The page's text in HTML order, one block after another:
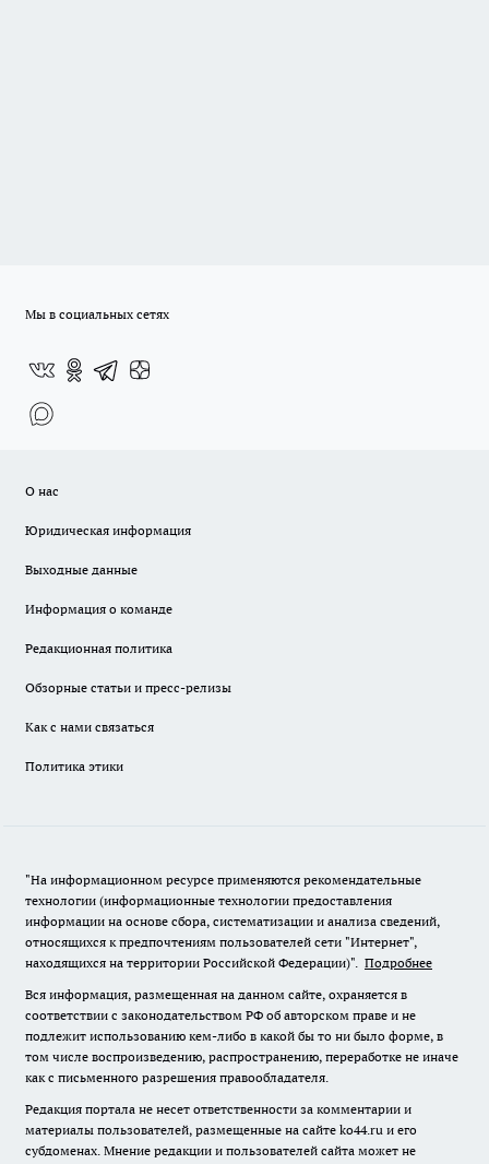
Мы в социальных сетях
О нас
Юридическая информация
Выходные данные
Информация о команде
Редакционная политика
Обзорные статьи и пресс-релизы
Как с нами связаться
Политика этики
"На информационном ресурсе применяются рекомендательные
технологии (информационные технологии предоставления
информации на основе сбора, систематизации и анализа сведений,
относящихся к предпочтениям пользователей сети "Интернет",
находящихся на территории Российской Федерации)". Подробнее
Вся информация, размещенная на данном сайте, охраняется в
соответствии с законодательством РФ об авторском праве и не
подлежит использованию кем-либо в какой бы то ни было форме, в
том числе воспроизведению, распространению, переработке не иначе
как с письменного разрешения правообладателя.
Редакция портала не несет ответственности за комментарии и
материалы пользователей, размещенные на сайте ko44.ru и его
субдоменах. Мнение редакции и пользователей сайта может не